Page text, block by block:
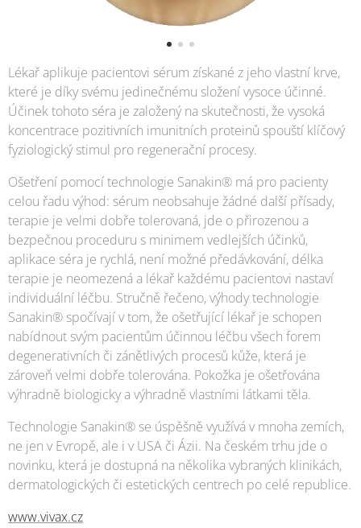
Lékař aplikuje pacientovi sérum získané z jeho vlastní krve,
které je díky svému jedinečnému složení vysoce účinné.
Účinek tohoto séra je založený na skutečnosti, že vysoká
koncentrace pozitivních imunitních proteinů spouští klíčový
fyziologický stimul pro regenerační procesy.
Ošetření pomocí technologie Sanakin® má pro pacienty
celou řadu výhod: sérum neobsahuje žádné další přísady,
terapie je velmi dobře tolerovaná, jde o přirozenou a
bezpečnou proceduru s minimem vedlejších účinků,
aplikace séra je rychlá, není možné předávkování, délka
terapie je neomezená a lékař každému pacientovi nastaví
individuální léčbu. Stručně řečeno, výhody technologie
Sanakin® spočívají v tom, že ošetřující lékař je schopen
nabídnout svým pacientům účinnou léčbu všech forem
degenerativních či zánětlivých procesů kůže, která je
zároveň velmi dobře tolerována. Pokožka je ošetřována
výhradně biologicky a výhradně vlastními látkami těla.
Technologie Sanakin® se úspěšně využívá v mnoha zemích,
ne jen v Evropě, ale i v USA či Ázii. Na českém trhu jde o
novinku, která je dostupná na několika vybraných klinikách,
dermatologických či estetických centrech po celé republice.
www.vivax.cz